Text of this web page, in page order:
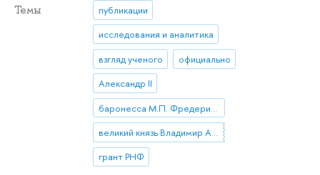
Темы
публикации
исследования и аналитика
взгляд ученого
официально
Александр II
великий князь Владимир Александрович
грант РНФ